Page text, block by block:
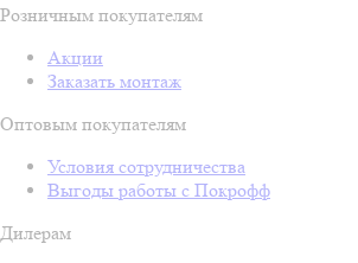
Розничным покупателям
Акции
Заказать монтаж
Оптовым покупателям
Условия сотрудничества
Выгоды работы с Покрофф
Дилерам